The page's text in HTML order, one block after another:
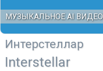
МУЗЫКАЛЬНОЕ AI ВИДЕО
Интерстеллар
Interstellar